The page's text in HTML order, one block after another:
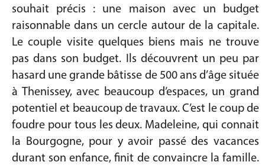
souhait précis : une maison avec un budget
raisonnable dans un cercle autour de la capitale.
Le couple visite quelques biens mais ne trouve
pas dans son budget. Ils découvrent un peu par
hasard une grande bâtisse de 500 ans d’âge située
à Thenissey, avec beaucoup d’espaces, un grand
potentiel et beaucoup de travaux. C’est le coup de
foudre pour tous les deux. Madeleine, qui connait
la Bourgogne, pour y avoir passé des vacances
durant son enfance, finit de convaincre la famille.